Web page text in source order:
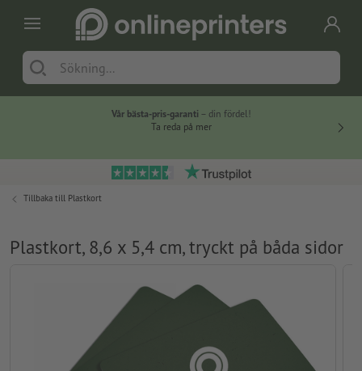
Vår bästa-pris-garanti – din fördel!
Ta reda på mer
Tillbaka till Plastkort
Plastkort, 8,6 x 5,4 cm, tryckt på båda sidor